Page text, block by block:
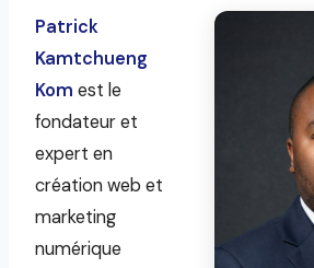
Patrick
Kamtchueng
Kom est le
fondateur et
expert en
création web et
marketing
numérique